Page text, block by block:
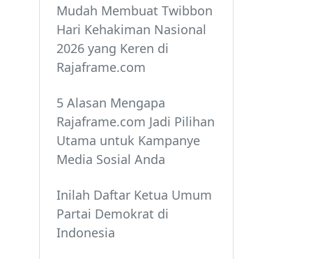
Mudah Membuat Twibbon
Hari Kehakiman Nasional
2026 yang Keren di
Rajaframe.com
5 Alasan Mengapa
Rajaframe.com Jadi Pilihan
Utama untuk Kampanye
Media Sosial Anda
Inilah Daftar Ketua Umum
Partai Demokrat di
Indonesia